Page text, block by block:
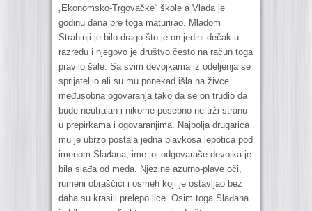
„Ekonomsko-Trgovačke“ škole a Vlada je
godinu dana pre toga maturirao. Mladom
Strahinji je bilo drago što je on jedini dečak u
razredu i njegovo je društvo često na račun toga
pravilo šale. Sa svim devojkama iz odeljenja se
sprijateljio ali su mu ponekad išla na živce
međusobna ogovaranja tako da se on trudio da
bude neutralan i nikome posebno ne trži stranu
u prepirkama i ogovaranjima. Najbolja drugarica
mu je ubrzo postala jedna plavkosa lepotica pod
imenom Slađana, ime joj odgovaraše devojka je
bila slađa od meda. Njezine azurno-plave oči,
rumeni obraščići i osmeh koji je ostavljao bez
daha su krasili prelepo lice. Osim toga Slađana